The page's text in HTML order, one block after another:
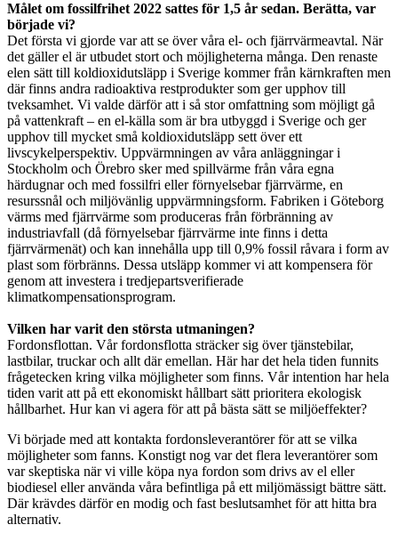
Målet om fossilfrihet 2022 sattes för 1,5 år sedan. Berätta, var
började vi?
Det första vi gjorde var att se över våra el- och fjärrvärmeavtal. När
det gäller el är utbudet stort och möjligheterna många. Den renaste
elen sätt till koldioxidutsläpp i Sverige kommer från kärnkraften men
där finns andra radioaktiva restprodukter som ger upphov till
tveksamhet. Vi valde därför att i så stor omfattning som möjligt gå
på vattenkraft – en el-källa som är bra utbyggd i Sverige och ger
upphov till mycket små koldioxidutsläpp sett över ett
livscykelperspektiv. Uppvärmningen av våra anläggningar i
Stockholm och Örebro sker med spillvärme från våra egna
härdugnar och med fossilfri eller förnyelsebar fjärrvärme, en
resurssnål och miljövänlig uppvärmningsform. Fabriken i Göteborg
värms med fjärrvärme som produceras från förbränning av
industriavfall (då förnyelsebar fjärrvärme inte finns i detta
fjärrvärmenät) och kan innehålla upp till 0,9% fossil råvara i form av
plast som förbränns. Dessa utsläpp kommer vi att kompensera för
genom att investera i tredjepartsverifierade
klimatkompensationsprogram.
Vilken har varit den största utmaningen?
Fordonsflottan. Vår fordonsflotta sträcker sig över tjänstebilar,
lastbilar, truckar och allt där emellan. Här har det hela tiden funnits
frågetecken kring vilka möjligheter som finns. Vår intention har hela
tiden varit att på ett ekonomiskt hållbart sätt prioritera ekologisk
hållbarhet. Hur kan vi agera för att på bästa sätt se miljöeffekter?
Vi började med att kontakta fordonsleverantörer för att se vilka
möjligheter som fanns. Konstigt nog var det flera leverantörer som
var skeptiska när vi ville köpa nya fordon som drivs av el eller
biodiesel eller använda våra befintliga på ett miljömässigt bättre sätt.
Där krävdes därför en modig och fast beslutsamhet för att hitta bra
alternativ.